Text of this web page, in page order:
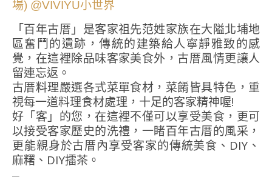
「百年古厝」是客家祖先范姓家族在大隘北埔地
區奮鬥的遺跡，傳統的建築給人寧靜雅致的感
覺，在這裡除品味客家美食外，古厝風情更讓人
留連忘返。
古厝料理嚴選各式菜單食材，菜餚皆具特色，重
視每一道料理食材處理，十足的客家精神喔!
好「客」的您，在這裡不僅可以享受美食，更可
以接受客家歷史的洗禮，一睹百年古厝的風采，
更能親身於古厝內享受客家的傳統美食、DIY、
麻糬、DIY擂茶。